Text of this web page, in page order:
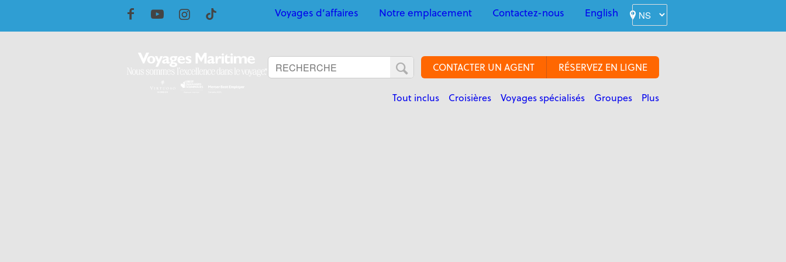
Voyages d’affaires Notre emplacement Contactez-nous English
CONTACTER UN AGENT RÉSERVEZ EN LIGNE
Tout inclus Croisières Voyages spécialisés Groupes Plus